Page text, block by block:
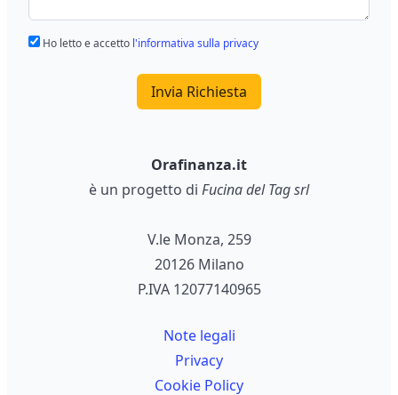
Ho letto e accetto l'informativa sulla privacy
Invia Richiesta
Orafinanza.it
è un progetto di Fucina del Tag srl
V.le Monza, 259
20126 Milano
P.IVA 12077140965
Note legali
Privacy
Cookie Policy